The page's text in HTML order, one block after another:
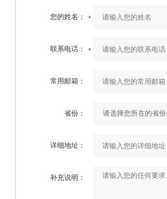
您的姓名：
联系电话：
常用邮箱：
省份：
详细地址：
补充说明：